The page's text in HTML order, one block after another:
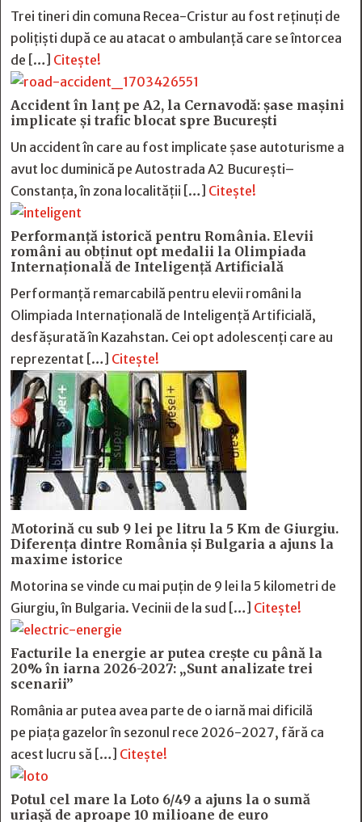
Trei tineri din comuna Recea-Cristur au fost reținuți de
polițiști după ce au atacat o ambulanță care se întorcea
de […] Citește!
Accident în lanț pe A2, la Cernavodă: șase mașini
implicate și trafic blocat spre București
Un accident în care au fost implicate șase autoturisme a
avut loc duminică pe Autostrada A2 București–
Constanța, în zona localității […] Citește!
Performanță istorică pentru România. Elevii
români au obținut opt medalii la Olimpiada
Internațională de Inteligență Artificială
Performanță remarcabilă pentru elevii români la
Olimpiada Internațională de Inteligență Artificială,
desfășurată în Kazahstan. Cei opt adolescenți care au
reprezentat […] Citește!
Motorină cu sub 9 lei pe litru la 5 Km de Giurgiu.
Diferența dintre România și Bulgaria a ajuns la
maxime istorice
Motorina se vinde cu mai puțin de 9 lei la 5 kilometri de
Giurgiu, în Bulgaria. Vecinii de la sud […] Citește!
Facturile la energie ar putea crește cu până la
20% în iarna 2026-2027: „Sunt analizate trei
scenarii”
România ar putea avea parte de o iarnă mai dificilă
pe piața gazelor în sezonul rece 2026-2027, fără ca
acest lucru să […] Citește!
Potul cel mare la Loto 6/49 a ajuns la o sumă
uriașă de aproape 10 milioane de euro